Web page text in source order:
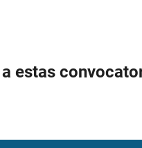
a estas